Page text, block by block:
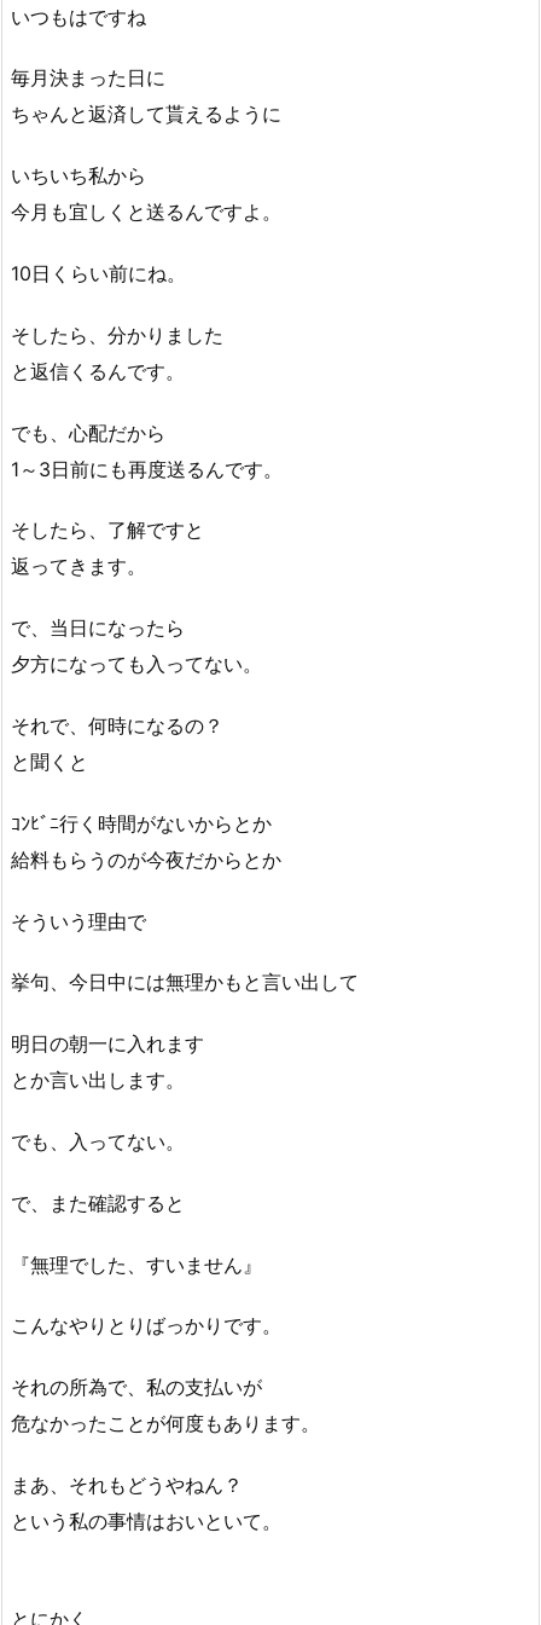
いつもはですね
毎月決まった日に
ちゃんと返済して貰えるように
いちいち私から
今月も宜しくと送るんですよ。
10日くらい前にね。
そしたら、分かりました
と返信くるんです。
でも、心配だから
1～3日前にも再度送るんです。
そしたら、了解ですと
返ってきます。
で、当日になったら
夕方になっても入ってない。
それで、何時になるの？
と聞くと
ｺﾝﾋﾞﾆ行く時間がないからとか
給料もらうのが今夜だからとか
そういう理由で
挙句、今日中には無理かもと言い出して
明日の朝一に入れます
とか言い出します。
でも、入ってない。
で、また確認すると
『無理でした、すいません』
こんなやりとりばっかりです。
それの所為で、私の支払いが
危なかったことが何度もあります。
まあ、それもどうやねん？
という私の事情はおいといて。
とにかく